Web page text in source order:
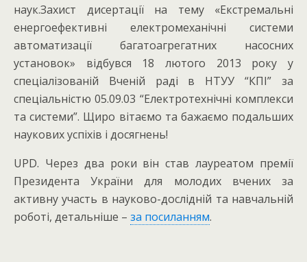
наук.Захист дисертації на тему «Екстремальні
енергоефективні електромеханічні системи
автоматизації багатоагрегатних насосних
установок» відбувся 18 лютого 2013 року у
спеціалізованій Вченій раді в НТУУ “КПІ” за
спеціальністю 05.09.03 “Електротехнічні комплекси
та системи”. Щиро вітаємо та бажаємо подальших
наукових успіхів і досягнень!
UPD. Через два роки він став лауреатом премії
Президента України для молодих вчених за
активну участь в науково-дослідній та навчальній
роботі, детальніше – за посиланням.